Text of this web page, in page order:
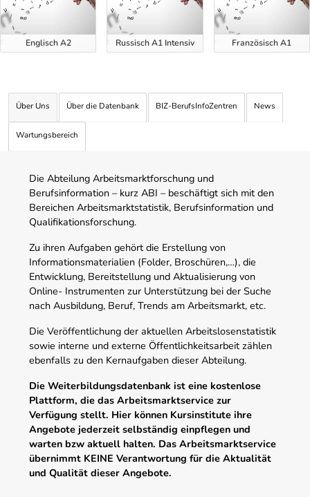
Englisch A2 Russisch A1 Intensiv Französisch A1
Über Uns Über die Datenbank BIZ-BerufsInfoZentren News
Wartungsbereich
Die Abteilung Arbeitsmarktforschung und
Berufsinformation – kurz ABI – beschäftigt sich mit den
Bereichen Arbeitsmarktstatistik, Berufsinformation und
Qualifikationsforschung.
Zu ihren Aufgaben gehört die Erstellung von
Informationsmaterialien (Folder, Broschüren,…), die
Entwicklung, Bereitstellung und Aktualisierung von
Online- Instrumenten zur Unterstützung bei der Suche
nach Ausbildung, Beruf, Trends am Arbeitsmarkt, etc.
Die Veröffentlichung der aktuellen Arbeitslosenstatistik
sowie interne und externe Öffentlichkeitsarbeit zählen
ebenfalls zu den Kernaufgaben dieser Abteilung.
Die Weiterbildungsdatenbank ist eine kostenlose
Plattform, die das Arbeitsmarktservice zur
Verfügung stellt. Hier können Kursinstitute ihre
Angebote jederzeit selbständig einpflegen und
warten bzw aktuell halten. Das Arbeitsmarktservice
übernimmt KEINE Verantwortung für die Aktualität
und Qualität dieser Angebote.